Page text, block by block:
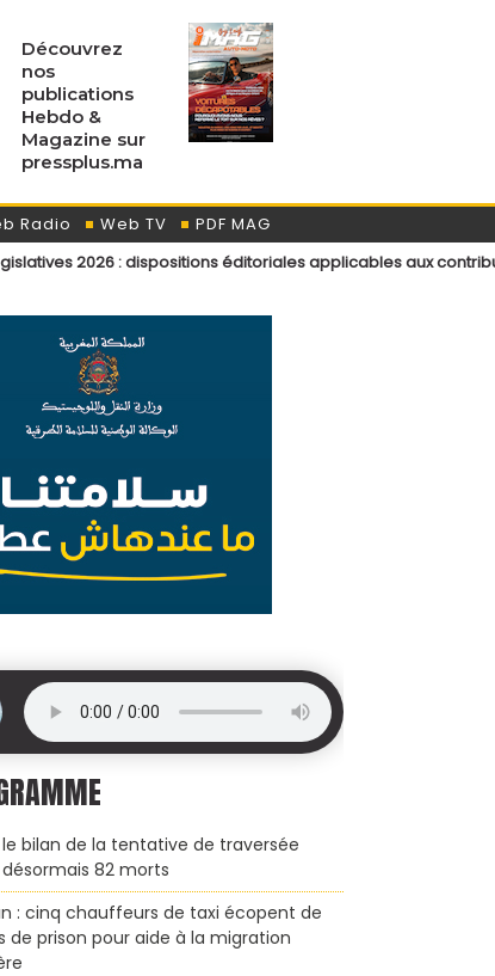
Découvrez
nos
publications
Hebdo &
Magazine sur
pressplus.ma
Radio Web TV
PDF MAG
: dispositions éditoriales applicables aux contributeurs et
le bilan de la tentative de traversée
82 morts
: cinq chauffeurs de taxi écopent de
de prison pour aide à la migration